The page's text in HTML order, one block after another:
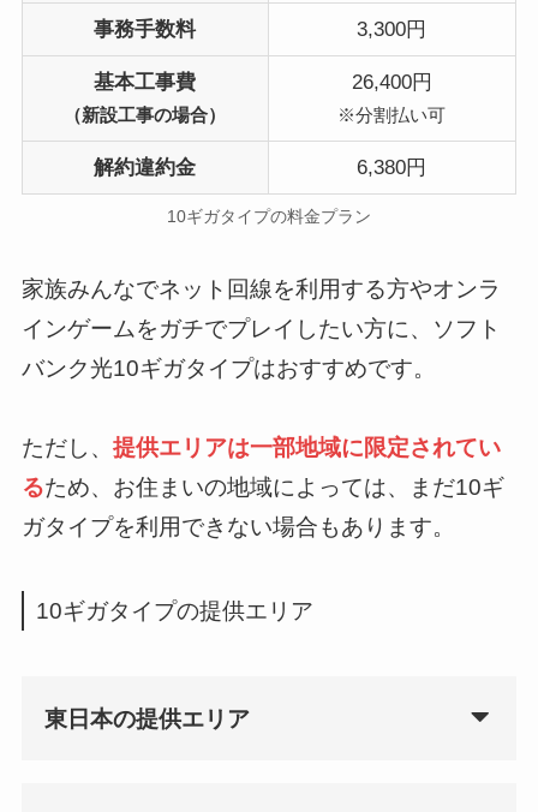
事務手数料 3,300円
基本工事費
（新設工事の場合）
26,400円
※分割払い可
解約違約金 6,380円
10ギガタイプの料金プラン
家族みんなでネット回線を利用する方やオンラ
インゲームをガチでプレイしたい方に、ソフト
バンク光10ギガタイプはおすすめです。
ただし、 提供エリアは一部地域に限定されてい
るため、お住まいの地域によっては、まだ10ギ
ガタイプを利用できない場合もあります。
10ギガタイプの提供エリア
東日本の提供エリア